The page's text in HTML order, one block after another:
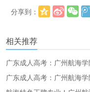
分享到：
相关推荐
广东成人高考：广州航海
广东成人高考：广州航海